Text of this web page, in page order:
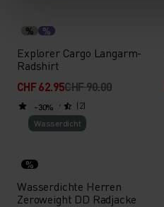
% %
Explorer Cargo Langarm-
Radshirt
CHF 62.95CHF 90.00
(2)
-30%
Wasserdicht
%
Wasserdichte Herren
Zeroweight DD Radjacke